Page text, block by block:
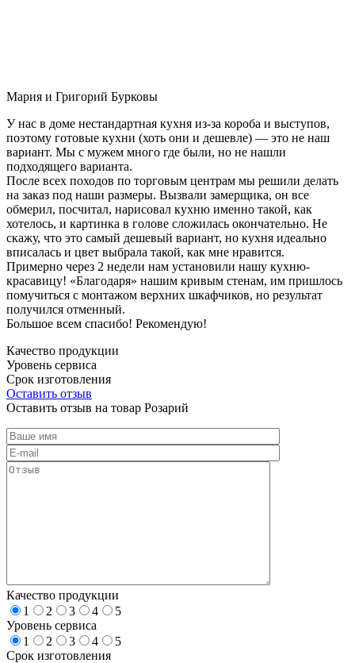
Мария и Григорий Бурковы
У нас в доме нестандартная кухня из-за короба и выступов,
поэтому готовые кухни (хоть они и дешевле) — это не наш
вариант. Мы с мужем много где были, но не нашли
подходящего варианта.
После всех походов по торговым центрам мы решили делать
на заказ под наши размеры. Вызвали замерщика, он все
обмерил, посчитал, нарисовал кухню именно такой, как
хотелось, и картинка в голове сложилась окончательно. Не
скажу, что это самый дешевый вариант, но кухня идеально
вписалась и цвет выбрала такой, как мне нравится.
Примерно через 2 недели нам установили нашу кухню-
красавицу! «Благодаря» нашим кривым стенам, им пришлось
помучиться с монтажом верхних шкафчиков, но результат
получился отменный.
Большое всем спасибо! Рекомендую!
Качество продукции
Уровень сервиса
Срок изготовления
Оставить отзыв
Оставить отзыв на товар Розарий
Качество продукции
1
2 3 4
5
Уровень сервиса
1
2 3 4
5
Срок изготовления